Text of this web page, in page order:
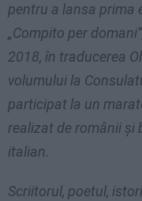
pentru a lansa prima
„Compito per
2018, în traducerea
volumului la
participat la un
realizat de românii și
italian.
Scriitorul, poetul,